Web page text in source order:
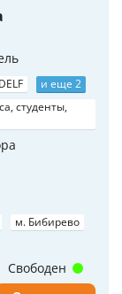
DELF
и еще 2
студенты,
м. Бибирево
Свободен